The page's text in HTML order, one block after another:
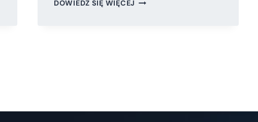
DOWIEDZ SIĘ WIĘCEJ